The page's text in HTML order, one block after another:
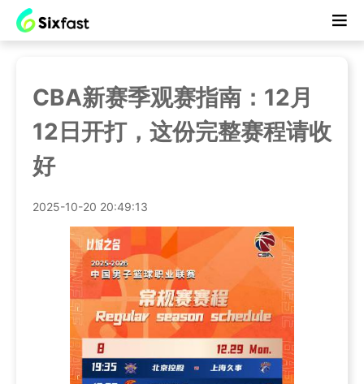
CBA新赛季观赛指南：12月
12日开打，这份完整赛程请收
好
2025-10-20 20:49:13